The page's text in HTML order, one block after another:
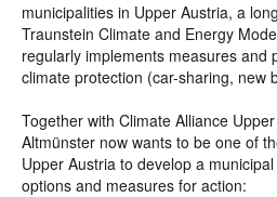
municipalities in Upper Austria, a
Traunstein Climate and Energy
regularly implements measures and
climate protection (car-sharing, new
Together with Climate Alliance
Altmünster now wants to be one of
Upper Austria to develop a
options and measures for action: